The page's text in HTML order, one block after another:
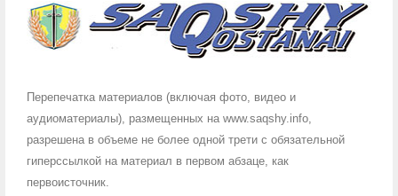
Перепечатка материалов (включая фото, видео и
аудиоматериалы), размещенных на www.saqshy.info,
разрешена в объеме не более одной трети с обязательной
гиперссылкой на материал в первом абзаце, как
первоисточник.